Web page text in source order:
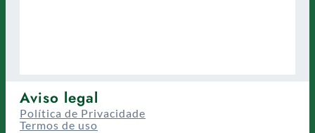
Aviso legal
Política de Privacidade
Termos de uso